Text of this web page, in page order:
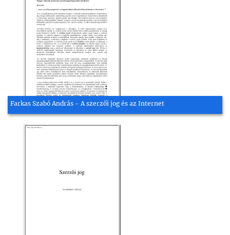
Farkas Szabó András - A szerzői jog és az Internet